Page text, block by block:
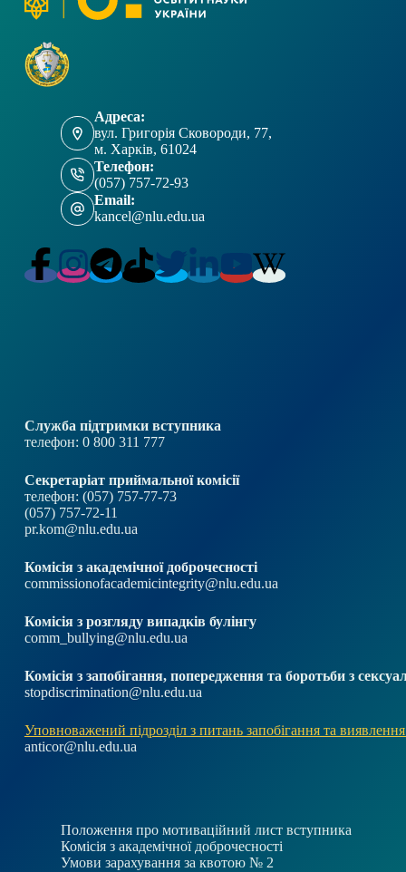
Адреса:
вул. Григорія Сковороди, 77,
м. Харків, 61024
Телефон:
(057) 757-72-93
Email:
kancel@nlu.edu.ua
Служба підтримки вступника
телефон: 0 800 311 777
Секретаріат приймальної комісії
телефон: (057) 757-77-73
(057) 757-72-11
pr.kom@nlu.edu.ua
Комісія з академічної доброчесності
commissionofacademicintegrity@nlu.edu.ua
Комісія з розгляду випадків булінгу
comm_bullying@nlu.edu.ua
Комісія з запобігання, попередження та боротьби з
stopdiscrimination@nlu.edu.ua
Уповноважений підрозділ з питань запобігання та виявлення
anticor@nlu.edu.ua
Положення про мотиваційний лист вступника
Комісія з академічної доброчесності
Умови зарахування за квотою № 2